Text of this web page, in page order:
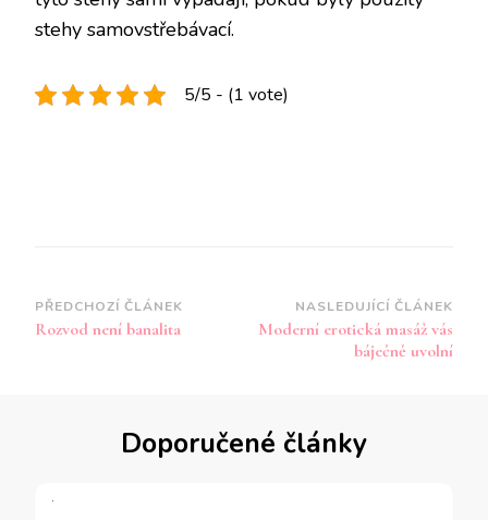
stehy samovstřebávací.
5/5 - (1 vote)
Navigace
příspěvku
PŘEDCHOZÍ ČLÁNEK
Rozvod není banalita
NASLEDUJÍCÍ ČLÁNEK
Moderní erotická masáž vás
báječně uvolní
Doporučené články